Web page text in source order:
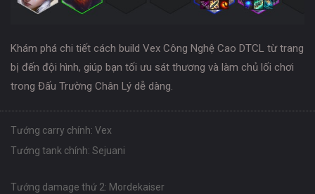
Khám phá chi tiết cách build Vex Công Nghệ Cao DTCL từ trang
bị đến đội hình, giúp bạn tối ưu sát thương và làm chủ lối chơi
trong Đấu Trường Chân Lý dễ dàng.
Tướng carry chính: Vex
Tướng tank chính: Sejuani
Tướng damage thứ 2: Mordekaiser